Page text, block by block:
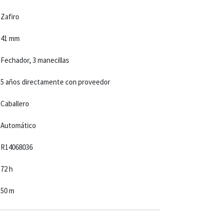
Zafiro
41 mm
Fechador, 3 manecillas
5 años directamente con proveedor
Caballero
Automático
R14068036
72 h
50 m